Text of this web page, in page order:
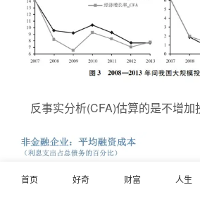
反事实分析(CFA)估算的是不增
首页 好奇 财富 人生